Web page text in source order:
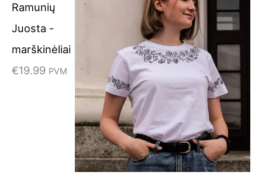
Ramunių
Juosta -
marškinėliai
€19.99 PVM